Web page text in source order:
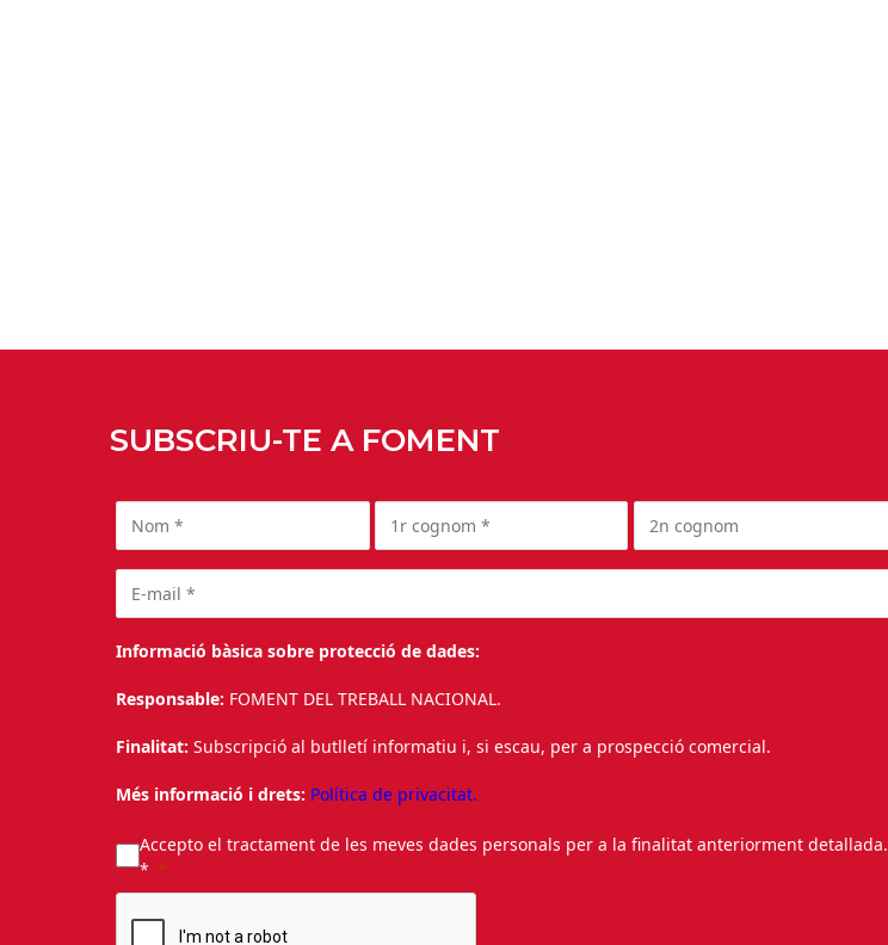
SUBSCRIU-TE A FOMENT
Informació bàsica sobre protecció de dades:
Responsable: FOMENT DEL TREBALL NACIONAL.
Finalitat: Subscripció al butlletí informatiu i, si escau, per a prospecció comercial.
Més informació i drets: Política de privacitat.
Accepto el tractament de les meves dades personals per a la finalitat anteriorment detallada.
*